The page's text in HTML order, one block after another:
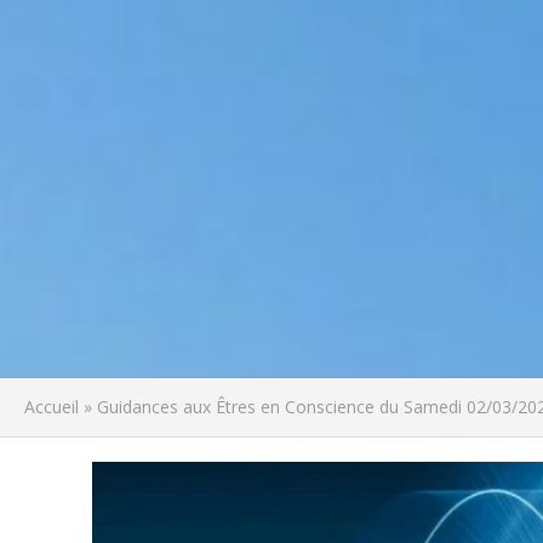
Accueil » Guidances aux Êtres en Conscience du Samedi 02/03/